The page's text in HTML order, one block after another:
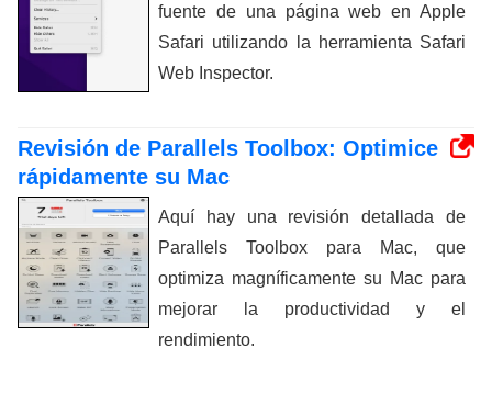
fuente de una página web en Apple
Safari utilizando la herramienta Safari
Web Inspector.
Revisión de Parallels Toolbox: Optimice
rápidamente su Mac
Aquí hay una revisión detallada de
Parallels Toolbox para Mac, que
optimiza magníficamente su Mac para
mejorar la productividad y el
rendimiento.